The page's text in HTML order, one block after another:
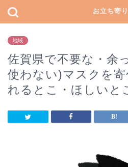
お立ち寄
地域
佐賀県で不要な・余
使わない)マスクを寄
れるとこ・ほしいと